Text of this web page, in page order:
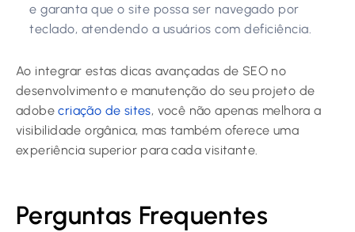
e garanta que o site possa ser navegado por
teclado, atendendo a usuários com deficiência.
Ao integrar estas dicas avançadas de SEO no
desenvolvimento e manutenção do seu projeto de
adobecriação de sites, você não apenas melhora a
visibilidade orgânica, mas também oferece uma
experiência superior para cada visitante.
Perguntas Frequentes